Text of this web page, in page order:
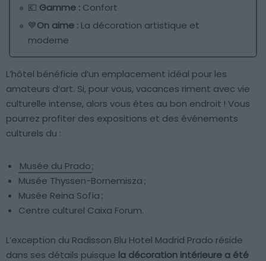
💶 Gamme : Confort
💙On aime : La décoration artistique et
moderne
L’hôtel bénéficie d’un emplacement idéal pour les
amateurs d’art. Si, pour vous, vacances riment avec vie
culturelle intense, alors vous êtes au bon endroit ! Vous
pourrez profiter des expositions et des événements
culturels du :
Musée du Prado;
Musée Thyssen-Bornemisza ;
Musée Reina Sofía ;
Centre culturel Caixa Forum.
L’exception du Radisson Blu Hotel Madrid Prado réside
dans ses détails puisque la décoration intérieure a été